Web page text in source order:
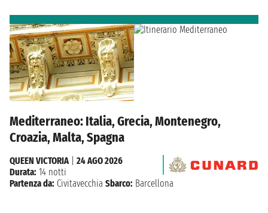
Mediterraneo: Italia, Grecia, Montenegro,
Croazia, Malta, Spagna
QUEEN VICTORIA| 24 AGO 2026
Durata: 14 notti
Partenza da: Civitavecchia Sbarco: Barcellona